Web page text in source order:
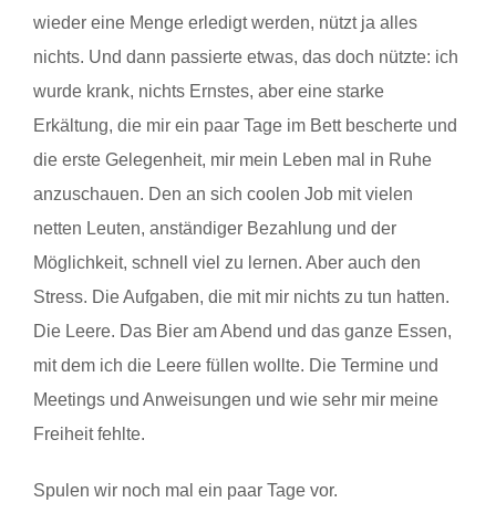
wieder eine Menge erledigt werden, nützt ja alles
nichts. Und dann passierte etwas, das doch nützte: ich
wurde krank, nichts Ernstes, aber eine starke
Erkältung, die mir ein paar Tage im Bett bescherte und
die erste Gelegenheit, mir mein Leben mal in Ruhe
anzuschauen. Den an sich coolen Job mit vielen
netten Leuten, anständiger Bezahlung und der
Möglichkeit, schnell viel zu lernen. Aber auch den
Stress. Die Aufgaben, die mit mir nichts zu tun hatten.
Die Leere. Das Bier am Abend und das ganze Essen,
mit dem ich die Leere füllen wollte. Die Termine und
Meetings und Anweisungen und wie sehr mir meine
Freiheit fehlte.
Spulen wir noch mal ein paar Tage vor.